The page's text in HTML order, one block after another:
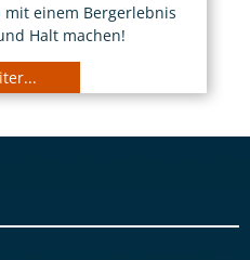
mit einem Bergerlebnis
Halt machen!